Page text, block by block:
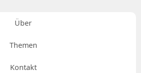
Über
Themen
Kontakt